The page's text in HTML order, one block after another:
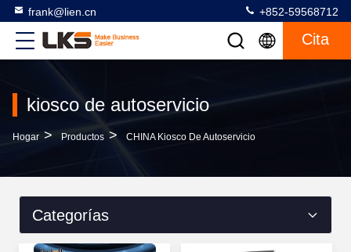
frank@lien.cn +852-59568712
Cita
kiosco de autoservicio
Hogar > Productos > CHINA Kiosco De Autoservicio
Categorías